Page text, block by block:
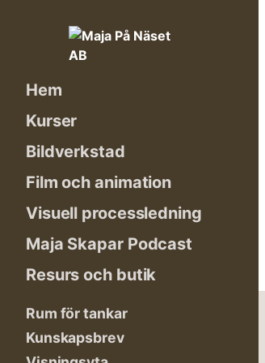
Hem
Kurser
Bildverkstad
Film och animation
Visuell processledning
Maja Skapar Podcast
Resurs och butik
Rum för tankar
Kunskapsbrev